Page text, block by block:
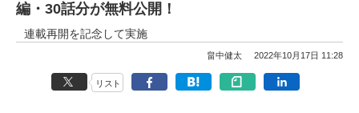
編・30話分が無料公開！
連載再開を記念して実施
畠中健太 2022年10月17日 11:28
リスト